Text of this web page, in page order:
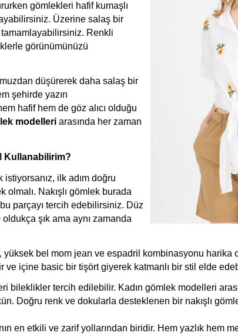
gömlekleri hafif kumaşlı
Üzerine salaş bir
tamamlayabilirsiniz. Renkli
görünümünüzü
düşürerek daha salaş bir
şehirde yazın
hafif hem de göz alıcı olduğu
modelleri arasında her zaman
Kullanabilirim?
ilk adım doğru
olmalı. Nakışlı gömlek burada
parçayı tercih edebilirsiniz. Düz
şık ama aynı zamanda
yüksek bel mom jean ve espadril kombinasyonu harika
ve içine basic bir tişört giyerek katmanlı bir stil elde
bileklikler tercih edilebilir. Kadın gömlek modelleri
Doğru renk ve dokularla desteklenen bir nakışlı
en etkili ve zarif yollarından biridir. Hem yazlık hem